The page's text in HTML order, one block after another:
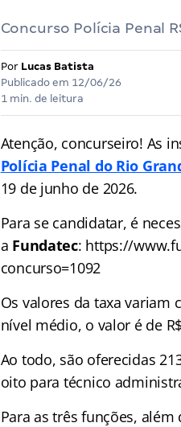
Concurso Polícia Penal
Por Lucas Batista
Publicado em 12/06/26
1 min. de leitura
Atenção, concurseiro! As
Polícia Penal do Rio
19 de junho de 2026.
Para se candidatar, é
a Fundatec: https://
concurso=1092
Os valores da taxa variam
nível médio, o valor é de
Ao todo, são oferecidas
oito para técnico
Para as três funções,